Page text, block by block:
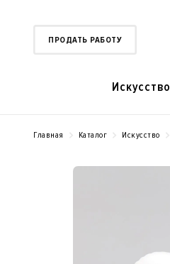
ПРОДАТЬ РАБОТУ
Искусство
Главная Каталог Искусство